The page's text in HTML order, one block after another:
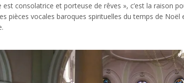
est consolatrice et porteuse de rêves », c’est la raison
pièces vocales baroques spirituelles du temps de